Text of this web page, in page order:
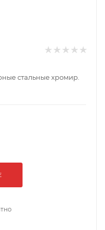
стальные хромир.